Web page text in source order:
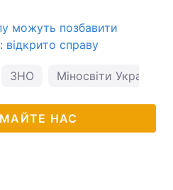
можуть позбавити
відкрито справу
ЗНО Міносвіти України
НАС